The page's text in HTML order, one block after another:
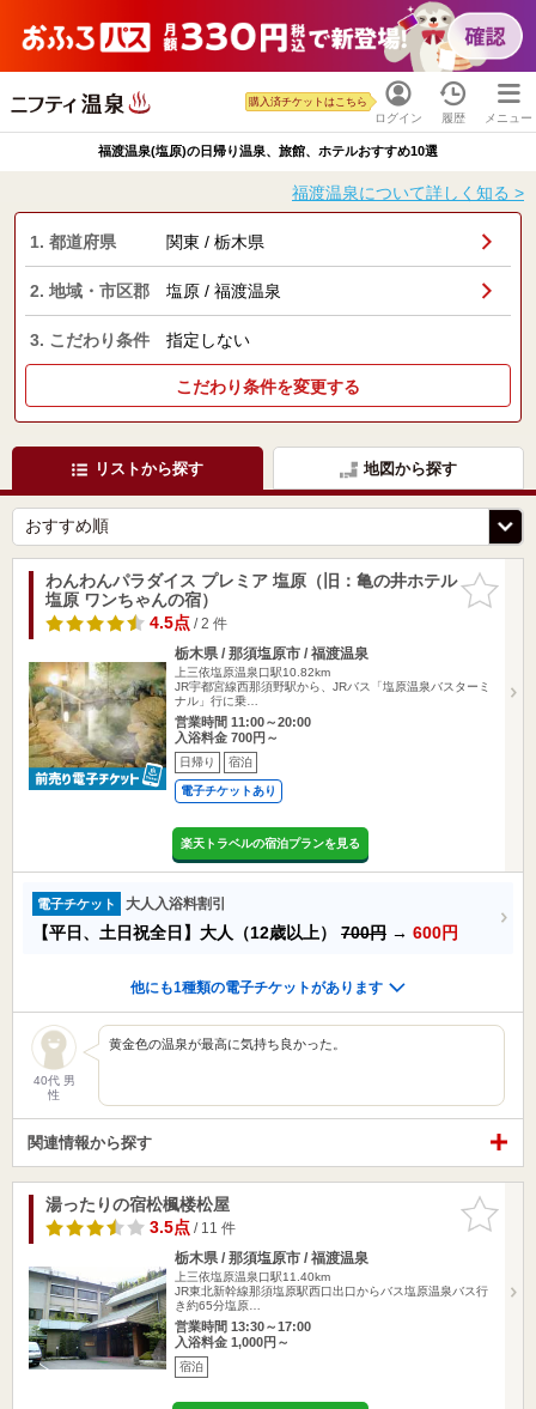
ログイン
購入済チケットはこちら
履歴 メニュー
福渡温泉(塩原)の日帰り温泉、旅館、ホテルおすすめ10選
福渡温泉について詳しく知る >
1. 都道府県 関東 / 栃木県
2. 地域・市区郡 塩原 / 福渡温泉
3. こだわり条件 指定しない
こだわり条件を変更する
リストから探す 地図から探す
お気に入
りに追加
わんわんパラダイス プレミア 塩原（旧：亀の井ホテル
塩原 ワンちゃんの宿）
4.5点/ 2 件
栃木県 / 那須塩原市 / 福渡温泉
上三依塩原温泉口駅10.82km
JR宇都宮線西那須野駅から、JRバス「塩原温泉バスターミ
ナル」行に乗…
営業時間 11:00～20:00
入浴料金 700円～
日帰り 宿泊
電子チケットあり
楽天トラベルの宿泊プランを見る
電子チケット 大人入浴料割引
【平日、土日祝全日】大人（12歳以上） 700円 → 600円
他にも1種類の電子チケットがあります
40代 男
性
黄金色の温泉が最高に気持ち良かった。
関連情報から探す
お気に入
りに追加
湯ったりの宿松楓楼松屋
3.5点/ 11 件
栃木県 / 那須塩原市 / 福渡温泉
上三依塩原温泉口駅11.40km
JR東北新幹線那須塩原駅西口出口からバス塩原温泉バス行
き約65分塩原…
営業時間 13:30～17:00
入浴料金 1,000円～
宿泊